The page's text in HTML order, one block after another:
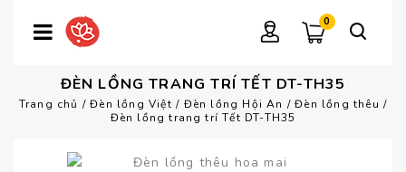
0
ĐÈN LỒNG TRANG TRÍ TẾT DT-TH35
Trang chủ /Đèn lồng Việt / Đèn lồng Hội An /Đèn lồng thêu /
Đèn lồng trang trí Tết DT-TH35